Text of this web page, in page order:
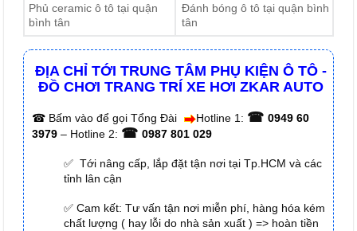
Phủ ceramic ô tô tại quận
bình tân
Đánh bóng ô tô tại quận bình
tân
ĐỊA CHỈ TỚI TRUNG TÂM PHỤ KIỆN Ô TÔ -
ĐỒ CHƠI TRANG TRÍ XE HƠI ZKAR AUTO
☎ Bấm vào để gọi Tổng Đài Hotline 1: ☎ 0949 60
3979 – Hotline 2: ☎ 0987 801 029
✅ Tới nâng cấp, lắp đặt tận nơi tại Tp.HCM và các
tỉnh lân cận
✅ Cam kết: Tư vấn tận nơi miễn phí, hàng hóa kém
chất lượng ( hay lỗi do nhà sản xuất ) => hoàn tiền